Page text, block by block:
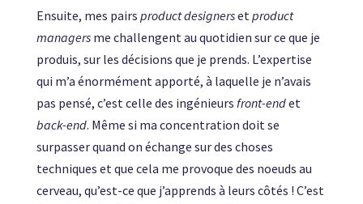
Ensuite, mes pairs product designerset product
managersme challengent au quotidien sur ce que je
produis, sur les décisions que je prends. L’expertise
qui m’a énormément apporté, à laquelle je n’avais
pas pensé, c’est celle des ingénieurs front-endet
back-end. Même si ma concentration doit se
surpasser quand on échange sur des choses
techniques et que cela me provoque des noeuds au
cerveau, qu’est-ce que j’apprends à leurs côtés ! C’est